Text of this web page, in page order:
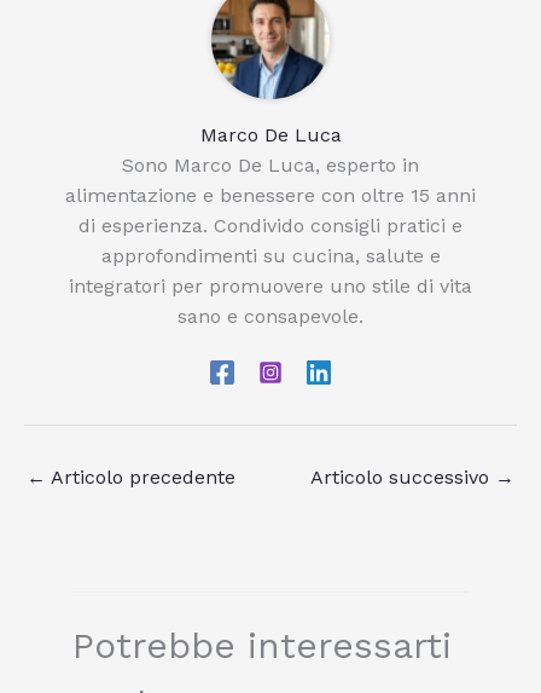
Marco De Luca
Sono Marco De Luca, esperto in
alimentazione e benessere con oltre 15 anni
di esperienza. Condivido consigli pratici e
approfondimenti su cucina, salute e
integratori per promuovere uno stile di vita
sano e consapevole.
← Articolo precedente Articolo successivo →
Potrebbe interessarti